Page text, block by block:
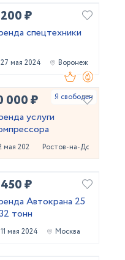
₽
спецтехники
27 мая 2024 Воронеж
000 ₽
услуги
мая 2024 Ростов-на-Дону
₽
Автокрана 25
тонн
11 мая 2024 Москва